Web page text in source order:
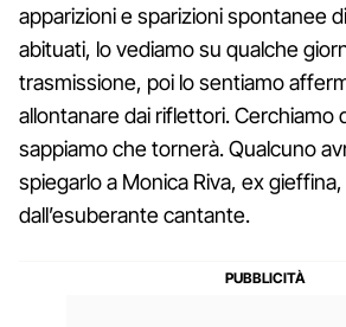
apparizioni e sparizioni spontanee
abituati, lo vediamo su qualche
trasmissione, poi lo sentiamo
allontanare dai riflettori. Cerchiamo
sappiamo che tornerà. Qualcuno
spiegarlo a Monica Riva, ex
dall’esuberante cantante.